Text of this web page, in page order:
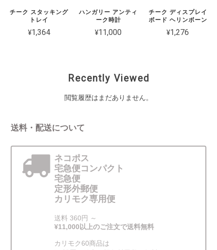
チーク スタッキング
トレイ
¥1,364
ハンガリー アンティ
ーク時計
¥11,000
チーク ディスプレイ
ボード ヘリンボーン
¥1,276
Recently Viewed
閲覧履歴はまだありません。
送料・配送について
ネコポス
宅急便コンパクト
宅急便
定形外郵便
カリモク専用便
送料 360円 ～
¥11,000以上のご注文で送料無料
カリモク60商品は